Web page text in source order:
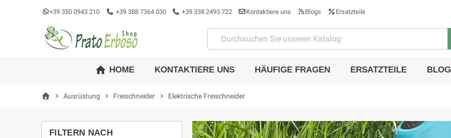
+39 350 0943 210 +39 388 7364 030 +39 338 2493 722 Kontaktiere uns Blogs Ersatzteile
home HOME KONTAKTIERE UNS HÄUFIGE FRAGEN ERSATZTEILE BLOG
chevron_right Ausrüstung chevron_right Freischneider chevron_right Elektrische Freischneider
FILTERN NACH